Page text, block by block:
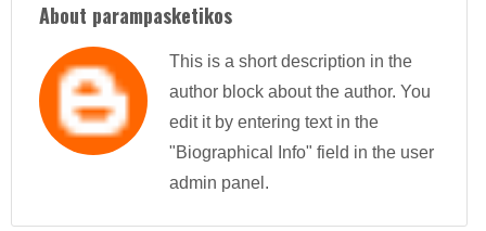
About parampasketikos
This is a short description in the
author block about the author. You
edit it by entering text in the
"Biographical Info" field in the user
admin panel.